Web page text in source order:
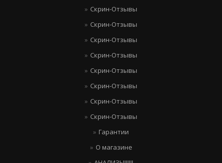
Скрин-Отзывы
Скрин-Отзывы
Скрин-Отзывы
Скрин-Отзывы
Скрин-Отзывы
Скрин-Отзывы
Скрин-Отзывы
Скрин-Отзывы
Гарантии
О магазине